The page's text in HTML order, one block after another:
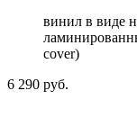
винил в виде
cover)
6 290 руб.